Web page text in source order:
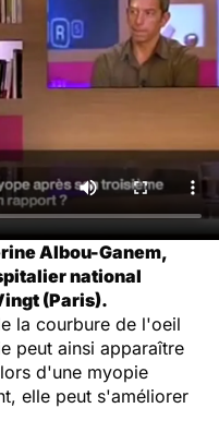
Albou-Ganem,
national
(Paris).
la courbure de l'oeil
peut ainsi apparaître
d'une myopie
elle peut s'améliorer